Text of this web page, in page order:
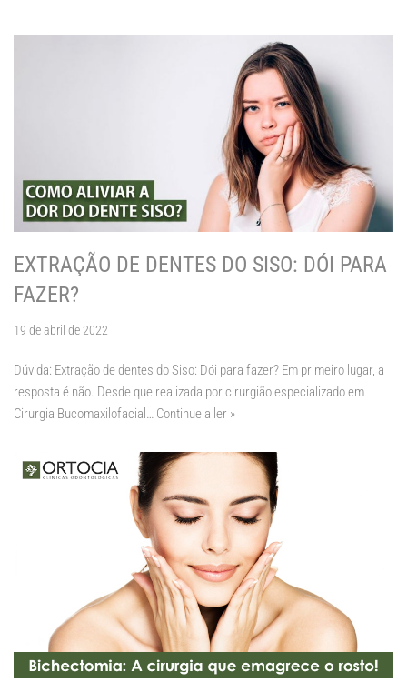
EXTRAÇÃO DE DENTES DO SISO: DÓI PARA
FAZER?
19 de abril de 2022
Dúvida: Extração de dentes do Siso: Dói para fazer? Em primeiro lugar, a
resposta é não. Desde que realizada por cirurgião especializado em
Cirurgia Bucomaxilofacial… Continue a ler »